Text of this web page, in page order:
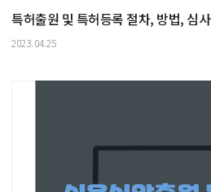
특허출원 및 특허등록 절차, 방법, 심사
2023.04.25